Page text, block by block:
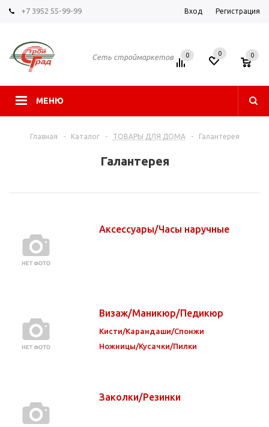
+7 3952 55-99-99 Вход Регистрация
Сеть строймаркетов
МЕНЮ
0 0 0
Главная - Каталог - ТОВАРЫ ДЛЯ ДОМА - Галантерея
Галантерея
Аксессуары/Часы наручные
Визаж/Маникюр/Педикюр
Кисти/Карандаши/Спонжи
Ножницы/Кусачки/Пилки
Заколки/Резинки